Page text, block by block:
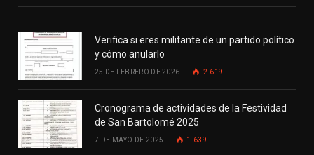
Verifica si eres militante de un partido político
y cómo anularlo
25 DE FEBRERO DE 2026 2.619
Cronograma de actividades de la Festividad
de San Bartolomé 2025
7 DE MAYO DE 2025 1.639